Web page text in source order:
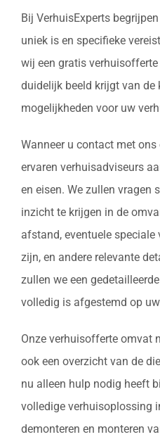
Bij VerhuisExperts
uniek is en specifieke
wij een gratis
duidelijk beeld krijgt van de
mogelijkheden voor uw
Wanneer u contact met
ervaren verhuisadviseurs
en eisen. We zullen vragen
inzicht te krijgen in de
afstand, eventuele
zijn, en andere relevante
zullen we een
volledig is afgestemd op
Onze verhuisofferte omvat
ook een overzicht van de
nu alleen hulp nodig heeft
volledige verhuisoplossing
demonteren en monteren